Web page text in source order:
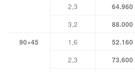
2,3 64.960
3,2 88.000
90×45
1,6 52.160
2,3 73.600